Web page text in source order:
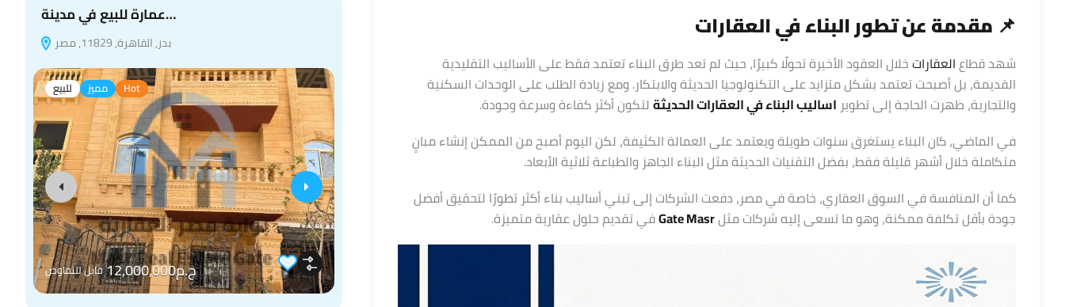
📌 مقدمة عن تطور البناء فيالعقارات
شهد قطاعالعقاراتخلال العقود الأخيرة تحولًا كبيرًا، حيث لم تعد طرق البناء تعتمد فقط على الأساليب التقليدية
القديمة، بل أصبحت تعتمد بشكل متزايد على التكنولوجيا الحديثة والابتكار. ومع زيادة الطلب على الوحدات السكنية
والتجارية، ظهرت الحاجة إلى تطوير اساليبالبناءفيالعقاراتالحديثةلتكون أكثر كفاءة وسرعة وجودة.
في الماضي، كان البناء يستغرق سنوات طويلة ويعتمد على العمالة الكثيفة، لكن اليوم أصبح من الممكن إنشاء مبانٍ
متكاملة خلال أشهر قليلة فقط، بفضل التقنيات الحديثة مثل البناء الجاهز والطباعة ثلاثية الأبعاد.
كما أن المنافسة في السوق العقاري، خاصة في مصر، دفعت الشركات إلى تبني أساليب بناء أكثر تطورًا لتحقيق أفضل
جودة بأقل تكلفة ممكنة، وهو ما تسعى إليه شركات مثلGate Masrفي تقديم حلول عقارية متميزة.
عمارة للبيع في مدينة…
بدر, القاهرة, 11829, مصر
للبيع مميز Hot
ج.م12,000,000 قابل للتفاوض